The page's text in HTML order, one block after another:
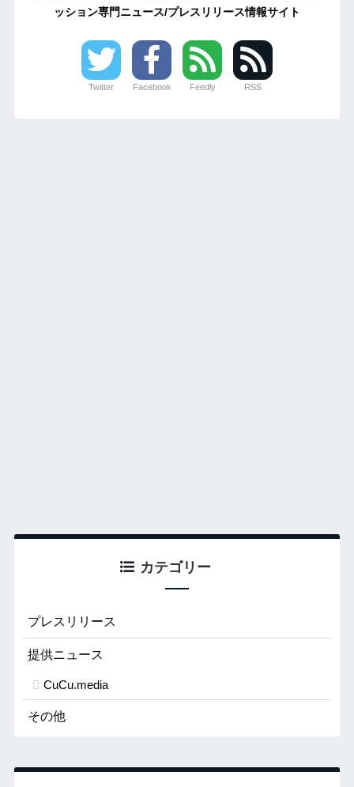
ッション専門ニュース/プレスリリース情報サイト
Twitter Facebook Feedly RSS
カテゴリー
プレスリリース
提供ニュース
CuCu.media
その他